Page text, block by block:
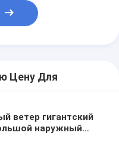
Цену Для
ветер гигантский
наружный